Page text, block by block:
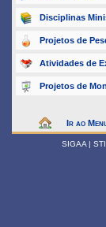
Disciplinas
Projetos de
Atividades de
Projetos de
Ir ao
SIGAA |